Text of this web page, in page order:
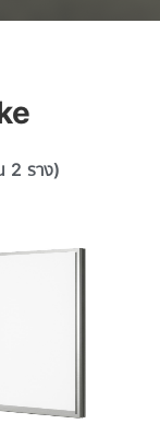
2 ราง)